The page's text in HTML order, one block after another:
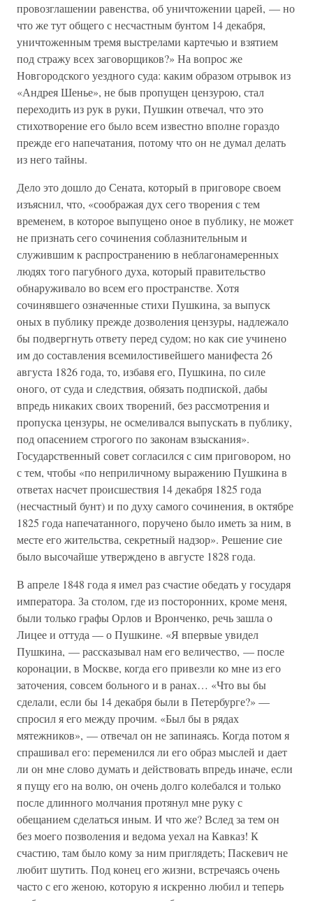
провозглашении равенства, об уничтожении царей, — но
что же тут общего с несчастным бунтом 14 декабря,
уничтоженным тремя выстрелами картечью и взятием
под стражу всех заговорщиков?» На вопрос же
Новгородского уездного суда: каким образом отрывок из
«Андрея Шенье», не быв пропущен цензурою, стал
переходить из рук в руки, Пушкин отвечал, что это
стихотворение его было всем известно вполне гораздо
прежде его напечатания, потому что он не думал делать
из него тайны.
Дело это дошло до Сената, который в приговоре своем
изъяснил, что, «соображая дух сего творения с тем
временем, в которое выпущено оное в публику, не может
не признать сего сочинения соблазнительным и
служившим к распространению в неблагонамеренных
людях того пагубного духа, который правительство
обнаруживало во всем его пространстве. Хотя
сочинявшего означенные стихи Пушкина, за выпуск
оных в публику прежде дозволения цензуры, надлежало
бы подвергнуть ответу перед судом; но как сие учинено
им до составления всемилостивейшего манифеста 26
августа 1826 года, то, избавя его, Пушкина, по силе
оного, от суда и следствия, обязать подпиской, дабы
впредь никаких своих творений, без рассмотрения и
пропуска цензуры, не осмеливался выпускать в публику,
под опасением строгого по законам взыскания».
Государственный совет согласился с сим приговором, но
с тем, чтобы «по неприличному выражению Пушкина в
ответах насчет происшествия 14 декабря 1825 года
(несчастный бунт) и по духу самого сочинения, в октябре
1825 года напечатанного, поручено было иметь за ним, в
месте его жительства, секретный надзор». Решение сие
было высочайше утверждено в августе 1828 года.
В апреле 1848 года я имел раз счастие обедать у государя
императора. За столом, где из посторонних, кроме меня,
были только графы Орлов и Вронченко, речь зашла о
Лицее и оттуда — о Пушкине. «Я впервые увидел
Пушкина, — рассказывал нам его величество, — после
коронации, в Москве, когда его привезли ко мне из его
заточения, совсем больного и в ранах… «Что вы бы
сделали, если бы 14 декабря были в Петербурге?» —
спросил я его между прочим. «Был бы в рядах
мятежников», — отвечал он не запинаясь. Когда потом я
спрашивал его: переменился ли его образ мыслей и дает
ли он мне слово думать и действовать впредь иначе, если
я пущу его на волю, он очень долго колебался и только
после длинного молчания протянул мне руку с
обещанием сделаться иным. И что же? Вслед за тем он
без моего позволения и ведома уехал на Кавказ! К
счастию, там было кому за ним приглядеть; Паскевич не
любит шутить. Под конец его жизни, встречаясь очень
часто с его женою, которую я искренно любил и теперь